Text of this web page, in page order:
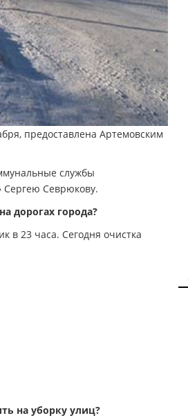
предоставлена Артемовским
службы
Сергею Севрюкову.
дорогах города?
в 23 часа. Сегодня очистка
на уборку улиц?